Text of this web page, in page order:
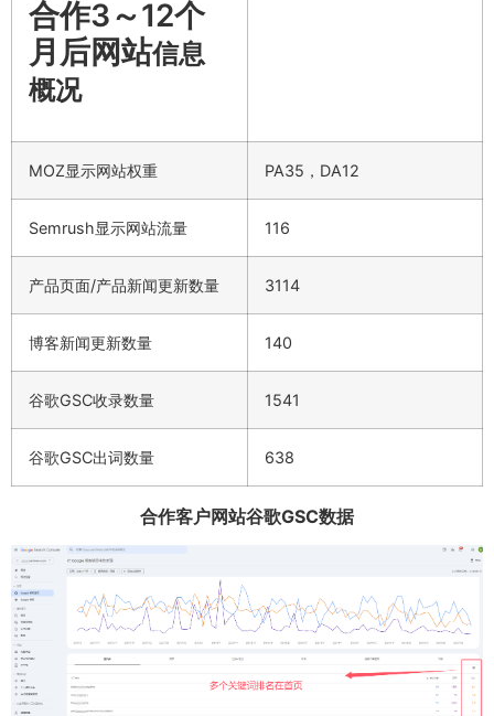
合作3～12个
月后网站信息
概况
MOZ显示网站权重 PA35，DA12
Semrush显示网站流量 116
产品页面/产品新闻更新数量 3114
博客新闻更新数量 140
谷歌GSC收录数量 1541
谷歌GSC出词数量 638
合作客户网站谷歌GSC数据